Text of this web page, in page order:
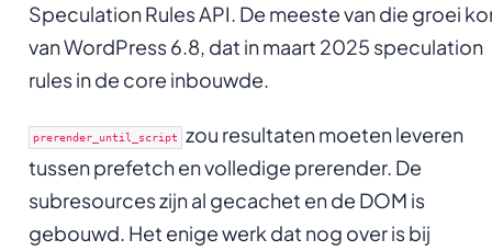
Speculation Rules API. De meeste van die groei
van WordPress 6.8, dat in maart 2025 speculation
rules in de core inbouwde.
prerender_until_script zou resultaten moeten leveren
tussen prefetch en volledige prerender. De
subresources zijn al gecachet en de DOM is
gebouwd. Het enige werk dat nog over is bij